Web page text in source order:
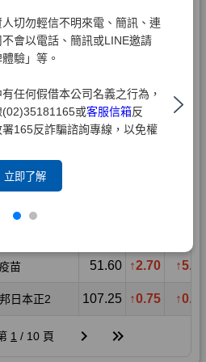
切勿輕信不明來電、簡訊、連
會以電話、簡訊或LINE邀請
驗」等。
任何假借本公司名義之行為，
或客服信箱反
165反詐騙諮詢專線，以免權
立即了解